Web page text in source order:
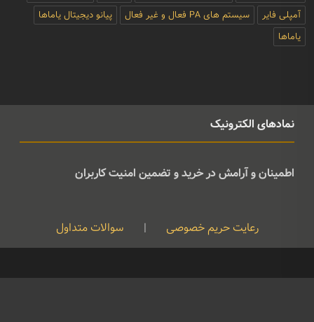
آمپلی فایر
سیستم های PA فعال و غیر فعال
پیانو دیجیتال یاماها
یاماها
نمادهای الکترونیک
اطمینان و آرامش در خرید و تضمین امنیت کاربران
رعایت حریم خصوصی | سوالات متداول